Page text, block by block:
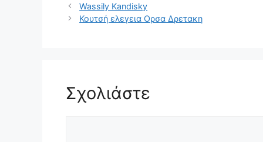
Wassily Kandisky
Κουτσή ελεγεια Ορσα Δρετακη
Σχολιάστε